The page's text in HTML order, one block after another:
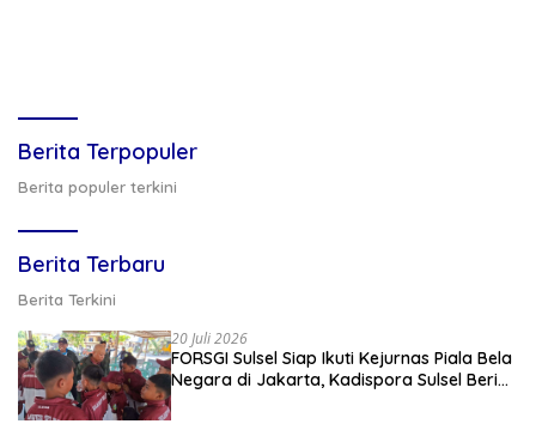
Berita Terpopuler
Berita populer terkini
Berita Terbaru
Berita Terkini
20 Juli 2026
FORSGI Sulsel Siap Ikuti Kejurnas Piala Bela
Negara di Jakarta, Kadispora Sulsel Beri